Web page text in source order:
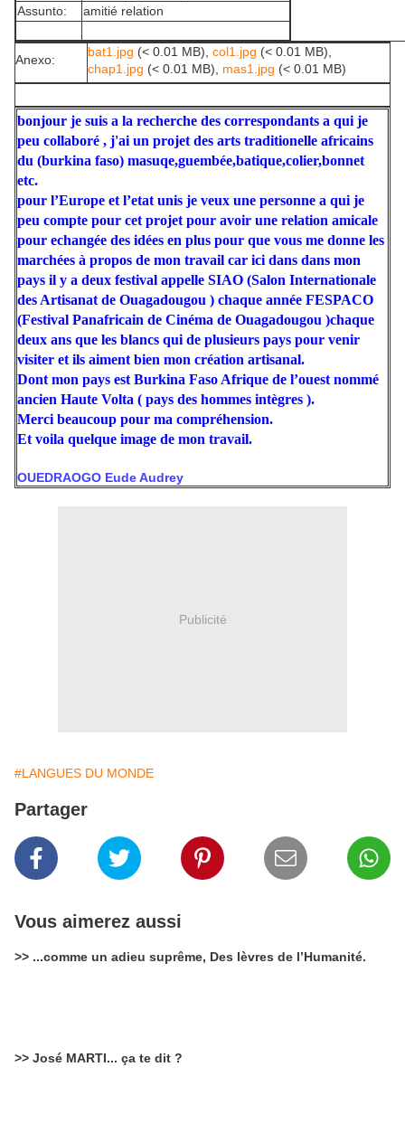
Assunto:
amitié relation
Anexo:
bat1.jpg (< 0.01 MB), col1.jpg (< 0.01 MB),
chap1.jpg (< 0.01 MB), mas1.jpg (< 0.01 MB)
bonjour je suis a la recherche des correspondants a qui je
peu collaboré , j'ai un projet des arts traditionelle africains
du (burkina faso) masuqe,guembée,batique,colier,bonnet
etc.
pour l’Europe et l’etat unis je veux une personne a qui je
peu compte pour cet projet pour avoir une relation amicale
pour echangée des idées en plus pour que vous me donne les
marchées à propos de mon travail car ici dans dans mon
pays il y a deux festival appelle SIAO (Salon Internationale
des Artisanat de Ouagadougou ) chaque année FESPACO
(Festival Panafricain de Cinéma de Ouagadougou )chaque
deux ans que les blancs qui de plusieurs pays pour venir
visiter et ils aiment bien mon création artisanal.
Dont mon pays est Burkina Faso Afrique de l’ouest nommé
ancien Haute Volta ( pays des hommes intègres ).
Merci beaucoup pour ma compréhension.
Et voila quelque image de mon travail.
OUEDRAOGO Eude Audrey
Publicité
#LANGUES DU MONDE
Partager
Vous aimerez aussi
>> ...comme un adieu suprême, Des lèvres de l’Humanité.
>> José MARTI... ça te dit ?